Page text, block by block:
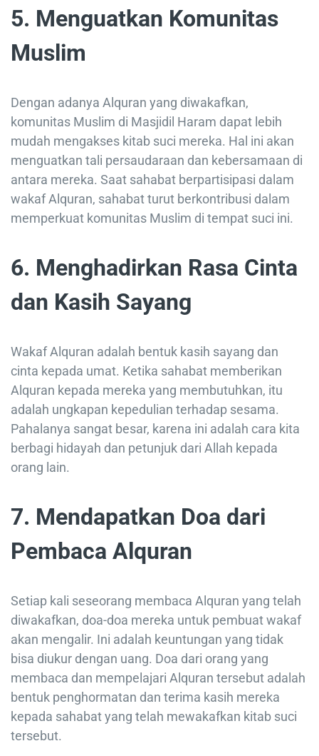
5. Menguatkan Komunitas
Muslim
Dengan adanya Alquran yang diwakafkan,
komunitas Muslim di Masjidil Haram dapat lebih
mudah mengakses kitab suci mereka. Hal ini akan
menguatkan tali persaudaraan dan kebersamaan di
antara mereka. Saat sahabat berpartisipasi dalam
wakaf Alquran, sahabat turut berkontribusi dalam
memperkuat komunitas Muslim di tempat suci ini.
6. Menghadirkan Rasa Cinta
dan Kasih Sayang
Wakaf Alquran adalah bentuk kasih sayang dan
cinta kepada umat. Ketika sahabat memberikan
Alquran kepada mereka yang membutuhkan, itu
adalah ungkapan kepedulian terhadap sesama.
Pahalanya sangat besar, karena ini adalah cara kita
berbagi hidayah dan petunjuk dari Allah kepada
orang lain.
7. Mendapatkan Doa dari
Pembaca Alquran
Setiap kali seseorang membaca Alquran yang telah
diwakafkan, doa-doa mereka untuk pembuat wakaf
akan mengalir. Ini adalah keuntungan yang tidak
bisa diukur dengan uang. Doa dari orang yang
membaca dan mempelajari Alquran tersebut adalah
bentuk penghormatan dan terima kasih mereka
kepada sahabat yang telah mewakafkan kitab suci
tersebut.